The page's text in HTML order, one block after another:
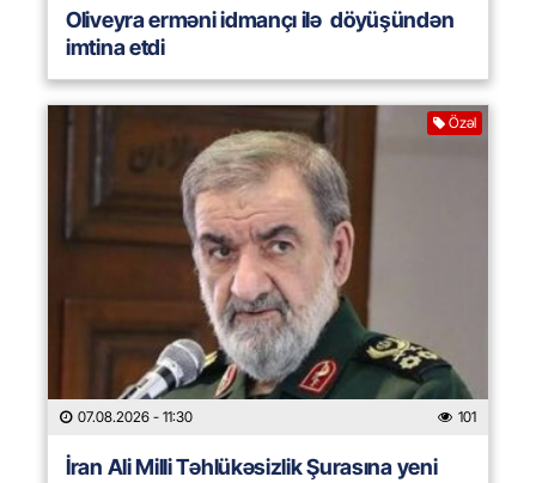
Oliveyra erməni idmançı ilə döyüşündən
imtina etdi
Özəl
07.08.2026 - 11:30 101
İran Ali Milli Təhlükəsizlik Şurasına yeni